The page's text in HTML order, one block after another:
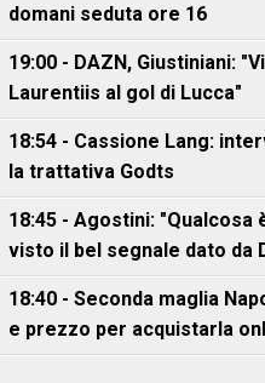
domani seduta ore 16
19:00 - DAZN, Giustiniani:
Laurentiis al gol di Lucca"
18:54 - Cassione Lang:
la trattativa Godts
18:45 - Agostini:
visto il bel segnale dato da
18:40 - Seconda maglia
e prezzo per acquistarla